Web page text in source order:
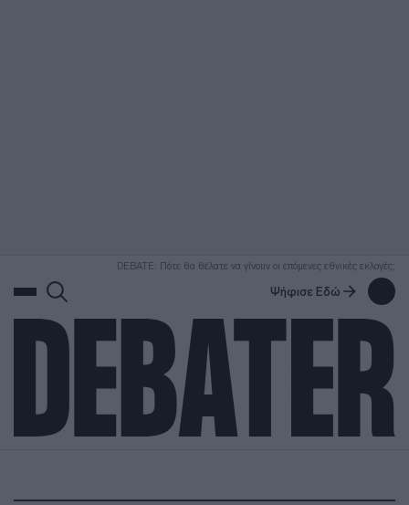
DEBATE: Πότε θα θέλατε να γίνουν οι επόμενες εθνικές εκλογές;
Ψήφισε Εδώ